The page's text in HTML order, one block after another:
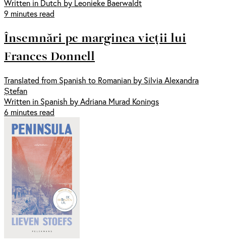
Written in Dutch by Leonieke Baerwaldt
9 minutes read
Însemnări pe marginea vieții lui
Frances Donnell
Translated from Spanish to Romanian by Silvia Alexandra
Ștefan
Written in Spanish by Adriana Murad Konings
6 minutes read